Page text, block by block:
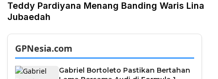
Teddy Pardiyana Menang Banding Waris Lina
Jubaedah
GPNesia.com
Gabriel Bortoleto Pastikan Bertahan